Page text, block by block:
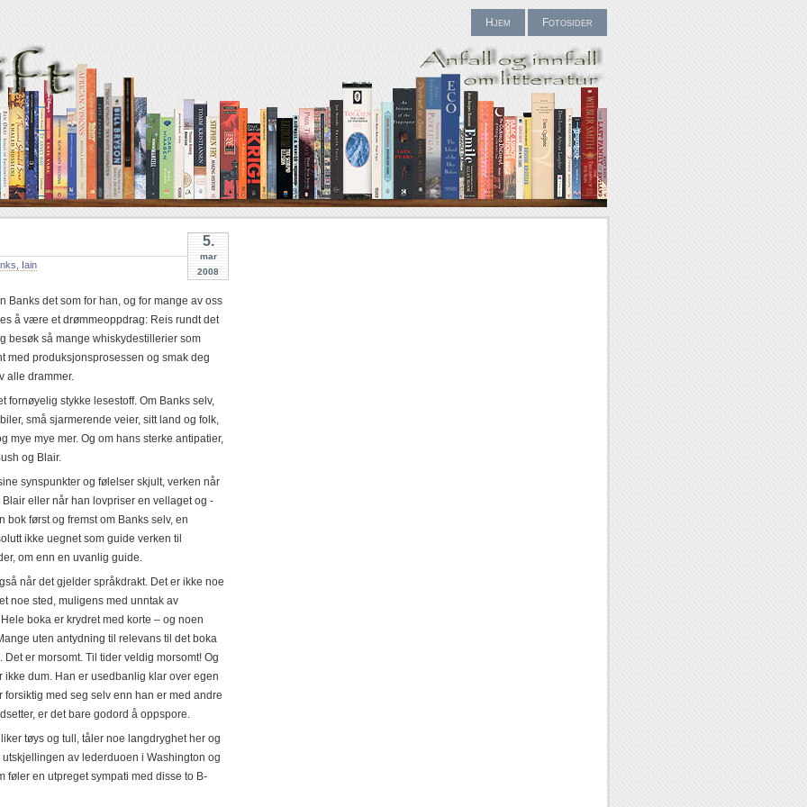
Hjem Fotosider
5.
mar
2008
Iain
Banks det som for han, og for mange av oss
å være et drømmeoppdrag: Reis rundt det
besøk så mange whiskydestillerier som
med produksjonsprosessen og smak deg
alle drammer.
fornøyelig stykke lesestoff. Om Banks selv,
små sjarmerende veier, sitt land og folk,
mye mye mer. Og om hans sterke antipatier,
og Blair.
synspunkter og følelser skjult, verken når
eller når han lovpriser en vellaget og -
bok først og fremst om Banks selv, en
ikke uegnet som guide verken til
om enn en uvanlig guide.
når det gjelder språkdrakt. Det er ikke noe
noe sted, muligens med unntak av
boka er krydret med korte – og noen
uten antydning til relevans til det boka
er morsomt. Til tider veldig morsomt! Og
dum. Han er usedbanlig klar over egen
med seg selv enn han er med andre
er det bare godord å oppspore.
tøys og tull, tåler noe langdryghet her og
av lederduoen i Washington og
føler en utpreget sympati med disse to B-